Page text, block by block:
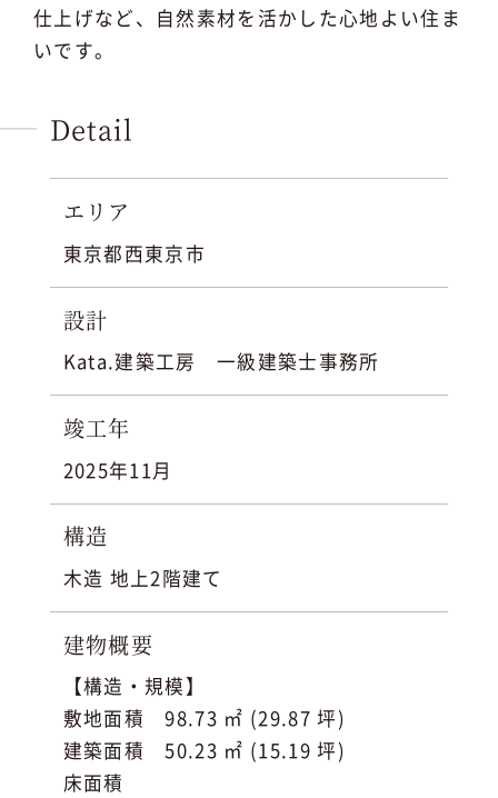
仕上げなど、自然素材を活かした心地よい住ま
いです。
Detail
エリア
東京都西東京市
設計
Kata.建築工房 一級建築士事務所
竣工年
2025年11月
構造
木造 地上2階建て
建物概要
【構造・規模】
敷地面積 98.73 ㎡ (29.87 坪)
建築面積 50.23 ㎡ (15.19 坪)
床面積